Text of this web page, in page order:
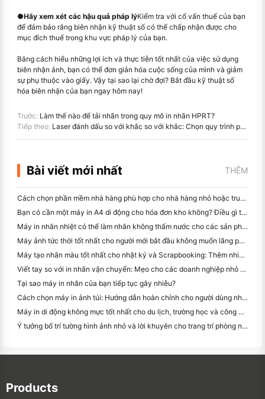
●Hãy xem xét các hậu quả pháp lýKiểm tra với cố vấn thuế của bạn
để đảm bảo rằng biên nhận kỹ thuật số có thể chấp nhận được cho
mục đích thuế trong khu vực pháp lý của bạn.
Bằng cách hiểu những lợi ích và thực tiễn tốt nhất của việc sử dụng
biên nhận ảnh, bạn có thể đơn giản hóa cuộc sống của mình và giảm
sự phụ thuộc vào giấy. Vậy tại sao lại chờ đợi? Bắt đầu kỹ thuật số
hóa biên nhận của bạn ngay hôm nay!
Trước: Làm thế nào để tải nhãn trong quy mô in nhãn HPRT?
Tiếp theo: Laser đánh dấu so với khắc so với khắc: Chọn quy trình phù hợp cho ứng dụng của bạn
Bài viết mới nhất THÊM
Cách chọn phần mềm nhà hàng phù hợp cho nhà hàng nhỏ hoặc trung bình của bạn
Bạn có cần một máy in A4 di động cho hóa đơn kho không? Điều gì thực sự hoạt động
Máy in nhãn nhiệt có thể làm nhãn không thấm nước cho các sản phẩm doanh nghiệp nhỏ không?
Máy ảnh tức thời tốt nhất cho người mới bắt đầu không muốn lãng phí giấy
Máy tạo nhãn màu tốt nhất cho nhật ký và Scrapbooking: Thêm nhiều màu sắc vào mỗi trang
Viết tay so với in nhãn vận chuyển: Mẹo cho các doanh nghiệp nhỏ vào năm 2026
Tại sao máy in nhãn của bạn tiếp tục gây nhiễu?
Cách chọn máy in ảnh túi: Hướng dẫn hoàn chỉnh cho người dùng nhật ký, du lịch và iPhone
Máy in di động không mực tốt nhất cho du lịch, trường học và công việc di động: Hanin MT620 Pro Review
Ý tưởng bố trí tường hình ảnh nhỏ và lời khuyên cho trang trí phòng ngủ và ký túc xá
Products